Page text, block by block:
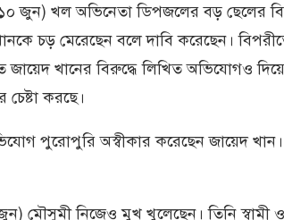
জুন) খল অভিনেতা ডিপজলের বড় ছেলের
চড় মেরেছেন বলে দাবি করেছেন।
জায়েদ খানের বিরুদ্ধে লিখিত অভিযোগও
করছে।
পুরোপুরি অস্বীকার করেছেন জায়েদ
মৌসুমী নিজেও মুখ খুলেছেন। তিনি স্বামী